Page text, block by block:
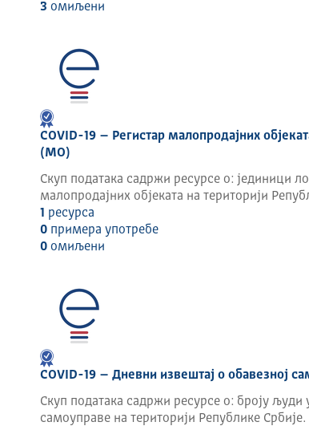
3 омиљени
COVID-19 – Регистар малопродајних
(МО)
Скуп података садржи ресурсе о: јединици
малопродајних објеката на територији
1 ресурса
0примера употребе
0омиљени
COVID-19 – Дневни извештај о обавезној
Скуп података садржи ресурсе о: броју људи
самоуправе на територији Републике